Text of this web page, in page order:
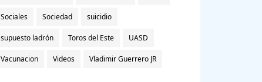
Sociales Sociedad suicidio
supuesto ladrón Toros del Este UASD
Vacunacion Videos Vladimir Guerrero JR